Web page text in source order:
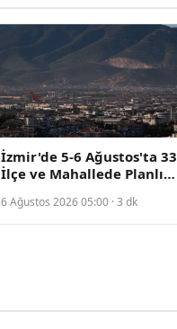
İzmir'de 5-6 Ağustos'ta 33
İlçe ve Mahallede Planlı
6 Ağustos 2026 05:00 · 3 dk